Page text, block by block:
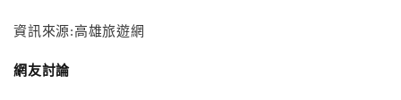
資訊來源:高雄旅遊網
網友討論